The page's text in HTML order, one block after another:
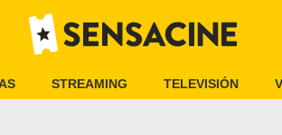
STREAMING TELEVISIÓN